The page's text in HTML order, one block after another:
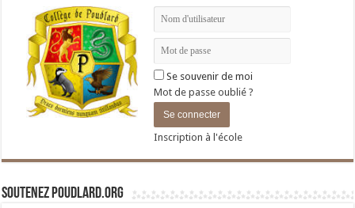
Se souvenir de moi
Mot de passe oublié ?
Inscription à l'école
Soutenez Poudlard.org